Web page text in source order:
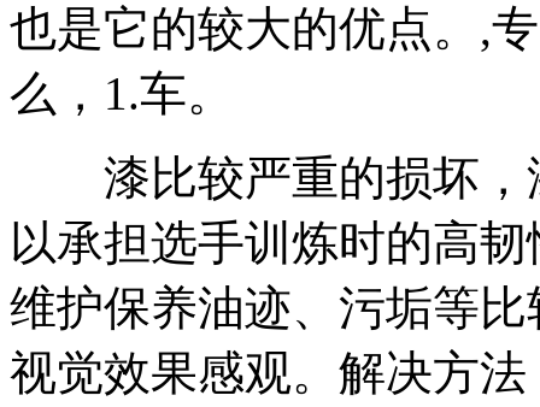
也是它的较大的优点。,
么，1.车。
漆比较严重的损坏，
以承担选手训炼时的高
维护保养油迹、污垢等
视觉效果感观。解决方